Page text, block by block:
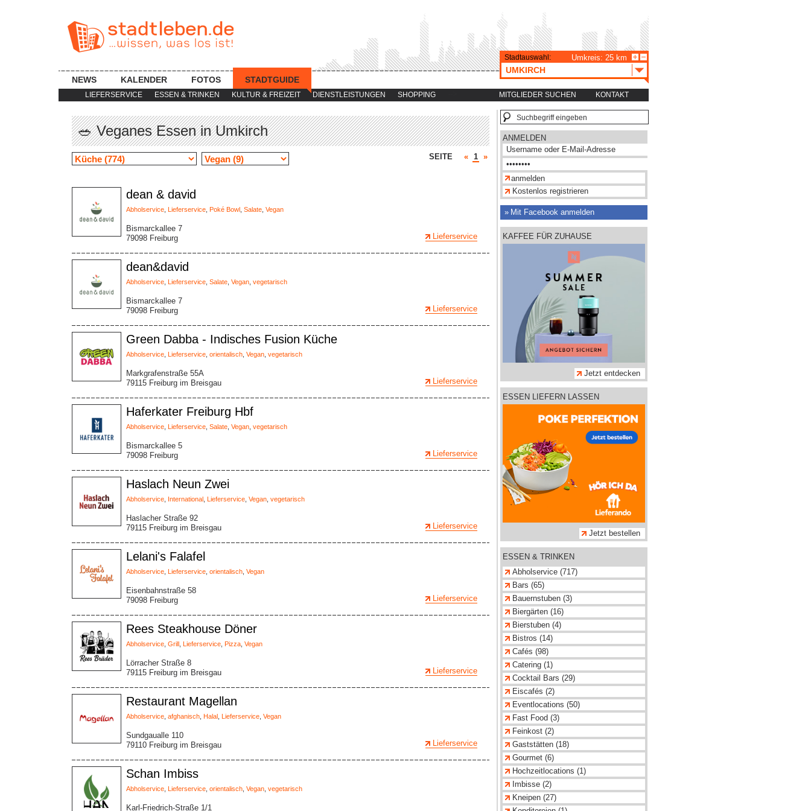
LIEFERSERVICE ESSEN & TRINKEN KULTUR & FREIZEIT DIENSTLEISTUNGEN SHOPPING MITGLIEDER SUCHEN KONTAKT
NEWS KALENDER FOTOS STADTGUIDE
Stadtauswahl: Umkreis: 25 km
UMKIRCH
🥗 Veganes Essen in Umkirch
SEITE « 1 »
dean & david
Abholservice Lieferservice Poké Bowl Salate Vegan
Bismarckallee 7
79098 Freiburg
Lieferservice
dean&david
Abholservice Lieferservice Salate Vegan vegetarisch
Bismarckallee 7
79098 Freiburg
Lieferservice
Green Dabba - Indisches Fusion Küche
Abholservice Lieferservice orientalisch Vegan vegetarisch
Markgrafenstraße 55A
79115 Freiburg im Breisgau
Lieferservice
Haferkater Freiburg Hbf
Abholservice Lieferservice Salate Vegan vegetarisch
Bismarckallee 5
79098 Freiburg
Lieferservice
Haslach Neun Zwei
Abholservice International Lieferservice Vegan vegetarisch
Haslacher Straße 92
79115 Freiburg im Breisgau
Lieferservice
Lelani's Falafel
Abholservice Lieferservice orientalisch Vegan
Eisenbahnstraße 58
79098 Freiburg
Lieferservice
Rees Steakhouse Döner
Abholservice Grill Lieferservice Pizza Vegan
Lörracher Straße 8
79115 Freiburg im Breisgau
Lieferservice
Restaurant Magellan
Abholservice afghanisch Halal Lieferservice Vegan
Sundgaualle 110
79110 Freiburg im Breisgau
Lieferservice
Schan Imbiss
Abholservice Lieferservice orientalisch Vegan vegetarisch
Karl-Friedrich-Straße 1/1
ANMELDEN
Kostenlos registrieren
Mit Facebook anmelden
KAFFEE FÜR ZUHAUSE
Jetzt entdecken
ESSEN LIEFERN LASSEN
Jetzt bestellen
ESSEN & TRINKEN
Abholservice (717)
Bars (65)
Bauernstuben (3)
Biergärten (16)
Bierstuben (4)
Bistros (14)
Cafés (98)
Catering (1)
Cocktail Bars (29)
Eiscafés (2)
Eventlocations (50)
Fast Food (3)
Feinkost (2)
Gaststätten (18)
Gourmet (6)
Hochzeitlocations (1)
Imbisse (2)
Kneipen (27)